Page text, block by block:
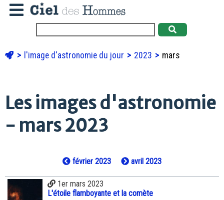
l'image d'astronomie du jour 2023 mars
Les images d'astronomie
- mars 2023
février 2023 avril 2023
1er mars 2023
L'étoile flamboyante et la comète